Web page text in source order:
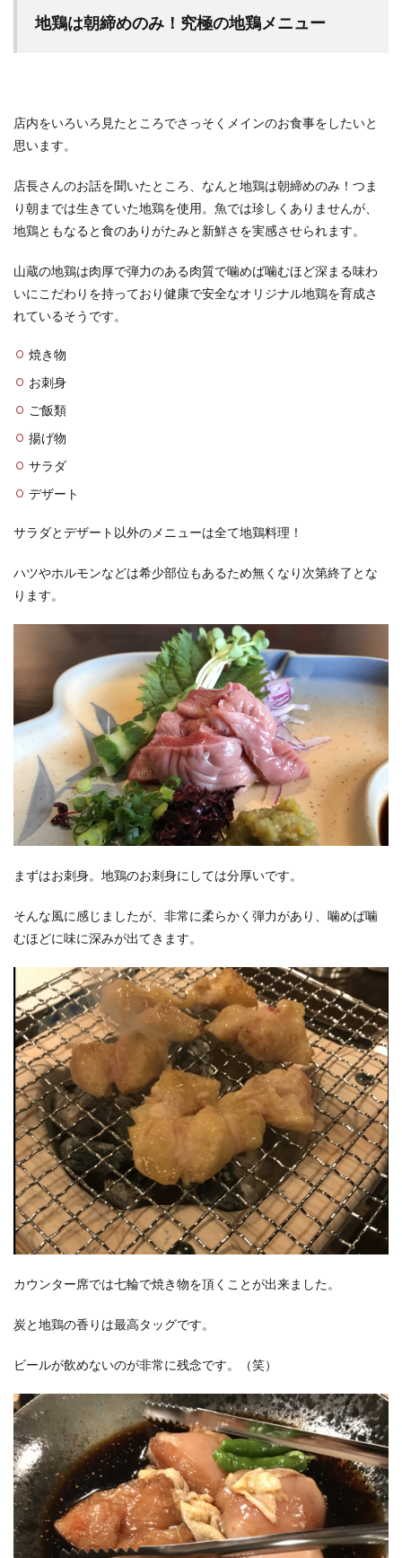
地鶏は朝締めのみ！究極の地鶏メニュー
店内をいろいろ見たところでさっそくメインのお食事をしたいと
思います。
店長さんのお話を聞いたところ、なんと地鶏は朝締めのみ！つま
り朝までは生きていた地鶏を使用。魚では珍しくありませんが、
地鶏ともなると食のありがたみと新鮮さを実感させられます。
山蔵の地鶏は肉厚で弾力のある肉質で噛めば噛むほど深まる味わ
いにこだわりを持っており健康で安全なオリジナル地鶏を育成さ
れているそうです。
焼き物
お刺身
ご飯類
揚げ物
サラダ
デザート
サラダとデザート以外のメニューは全て地鶏料理！
ハツやホルモンなどは希少部位もあるため無くなり次第終了とな
ります。
まずはお刺身。地鶏のお刺身にしては分厚いです。
そんな風に感じましたが、非常に柔らかく弾力があり、噛めば噛
むほどに味に深みが出てきます。
カウンター席では七輪で焼き物を頂くことが出来ました。
炭と地鶏の香りは最高タッグです。
ビールが飲めないのが非常に残念です。（笑）